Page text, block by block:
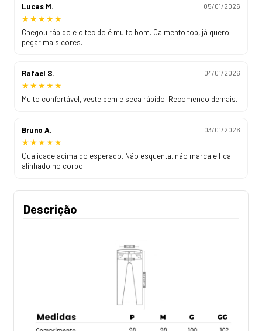
Lucas M. 05/01/2026
★★★★★
Chegou rápido e o tecido é muito bom. Caimento top, já quero
pegar mais cores.
Rafael S. 04/01/2026
★★★★★
Muito confortável, veste bem e seca rápido. Recomendo demais.
Bruno A. 03/01/2026
★★★★★
Qualidade acima do esperado. Não esquenta, não marca e fica
alinhado no corpo.
Descrição